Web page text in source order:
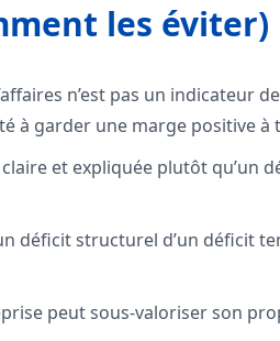
les éviter)
n’est pas un indicateur de
à garder une marge positive à
et expliquée plutôt qu’un
déficit structurel d’un déficit
peut sous-valoriser son